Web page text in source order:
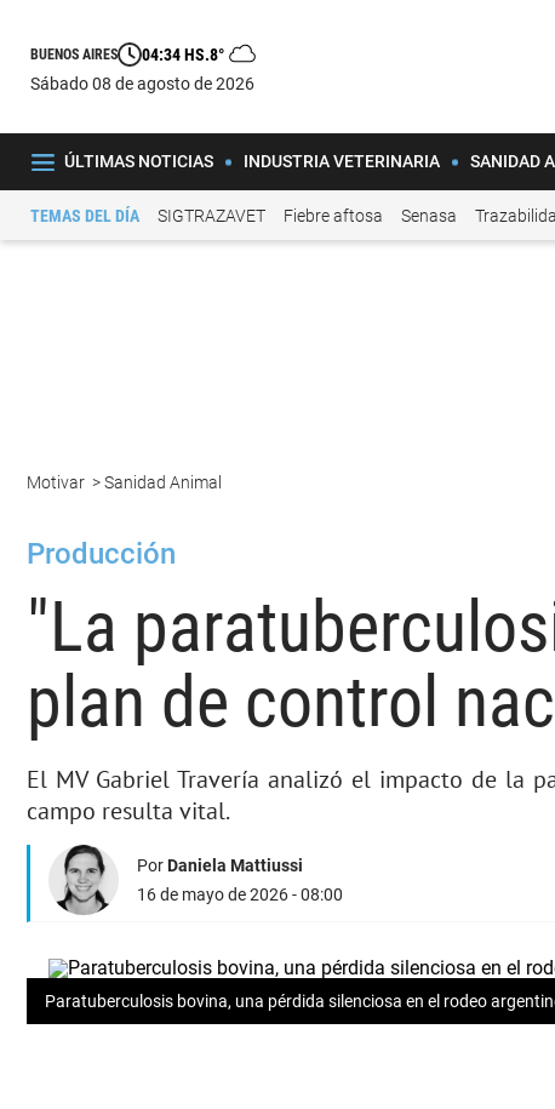
BUENOS AIRES 04:34 HS.8°
sábado 08 de agosto de 2026
ÚLTIMAS NOTICIAS INDUSTRIA VETERINARIA SANIDAD
TEMAS DEL DÍA SIGTRAZAVET Fiebre aftosa Senasa
Motivar >Sanidad Animal
Producción
"La
plan de control
El MV Gabriel Travería analizó el impacto de la
campo resulta vital.
PorDaniela Mattiussi
16 de mayo de 2026 - 08:00
Paratuberculosis bovina, una pérdida silenciosa en el rodeo